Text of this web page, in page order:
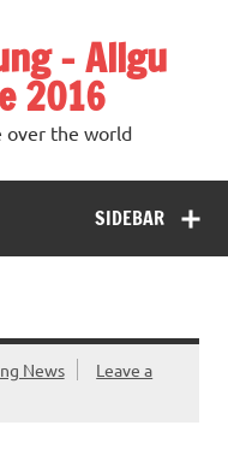
– Allgu
2016
over the world
SIDEBAR
News
Leave a